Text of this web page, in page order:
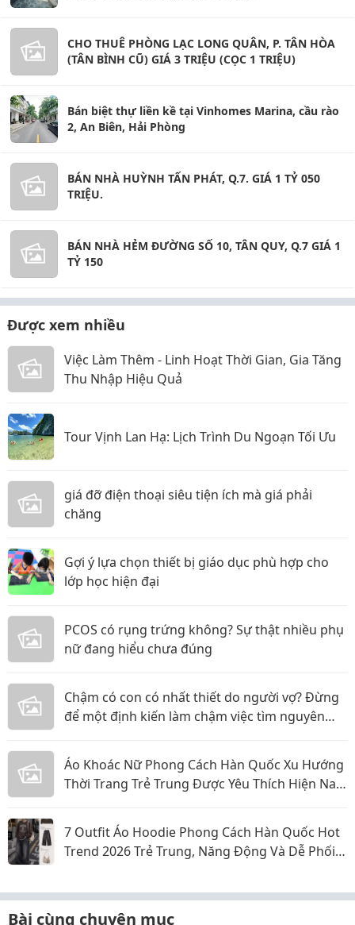
CHO THUÊ PHÒNG LẠC LONG QUÂN, P. TÂN HÒA
(TÂN BÌNH CŨ) GIÁ 3 TRIỆU (CỌC 1 TRIỆU)
Bán biệt thự liền kề tại Vinhomes Marina, cầu rào
2, An Biên, Hải Phòng
BÁN NHÀ HUỲNH TẤN PHÁT, Q.7. GIÁ 1 TỶ 050
TRIỆU.
BÁN NHÀ HẺM ĐƯỜNG SỐ 10, TÂN QUY, Q.7 GIÁ 1
TỶ 150
Được xem nhiều
Việc Làm Thêm - Linh Hoạt Thời Gian, Gia Tăng
Thu Nhập Hiệu Quả
Tour Vịnh Lan Hạ: Lịch Trình Du Ngoạn Tối Ưu
giá đỡ điện thoại siêu tiện ích mà giá phải
chăng
Gợi ý lựa chọn thiết bị giáo dục phù hợp cho
lớp học hiện đại
PCOS có rụng trứng không? Sự thật nhiều phụ
nữ đang hiểu chưa đúng
Chậm có con có nhất thiết do người vợ? Đừng
để một định kiến làm chậm việc tìm nguyên
Áo Khoác Nữ Phong Cách Hàn Quốc Xu Hướng
Thời Trang Trẻ Trung Được Yêu Thích Hiện Nay
7 Outfit Áo Hoodie Phong Cách Hàn Quốc Hot
Trend 2026 Trẻ Trung, Năng Động Và Dễ Phối
Bài cùng chuyên mục